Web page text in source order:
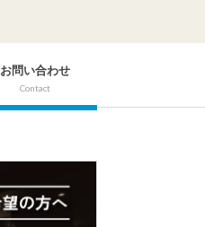
お問い合わせ
Contact